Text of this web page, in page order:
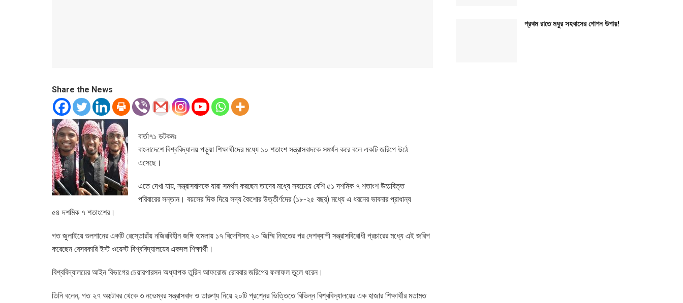
Share the News
বার্তা৭১ ডটকমঃ
বাংলাদেশে বিশ্ববিদ্যালয় পড়ুয়া শিক্ষার্থীদের মধ্যে ১০ শতাংশ সন্ত্রাসবাদকে সমর্থন করে বলে একটি জরিপে উঠে
এসেছে।
এতে দেখা যায়, সন্ত্রাসবাদকে যারা সমর্থন করছেন তাদের মধ্যে সবচেয়ে বেশি ৫১ দশমিক ৭ শতাংশ উচ্চবিত্ত
পরিবারের সন্তান। বয়সের দিক দিয়ে সদ্য কৈশোর উত্তীর্ণদের (১৮-২৫ বছর) মধ্যে এ ধরনের ভাবনার প্রাধান্য
৫৪ দশমিক ৭ শতাংশের।
গত জুলাইয়ে গুলশানের একটি রেস্তোরাঁয় নজিরবিহীন জঙ্গি হামলায় ১৭ বিদেশিসহ ২০ জিম্মি নিহতের পর দেশব্যাপী সন্ত্রাসবিরোধী প্রচারের মধ্যে এই জরিপ
করেছেন বেসরকারি ইস্ট ওয়েস্ট বিশ্ববিদ্যালয়ের একদল শিক্ষার্থী।
বিশ্ববিদ্যালয়ের আইন বিভাগের চেয়ারপারসন অধ্যাপক তুরিন আফরোজ রোববার জরিপের ফলাফল তুলে ধরেন।
তিনি বলেন, গত ২৭ অক্টোবর থেকে ৩ নভেম্বর সন্ত্রাসবাদ ও তারুণ্য নিয়ে ২০টি প্রশ্নের ভিত্তিতে বিভিন্ন বিশ্ববিদ্যালয়ের এক হাজার শিক্ষার্থীর মতামত
প্রথম রাতে মধুর সহবাসের গোপন উপায়!